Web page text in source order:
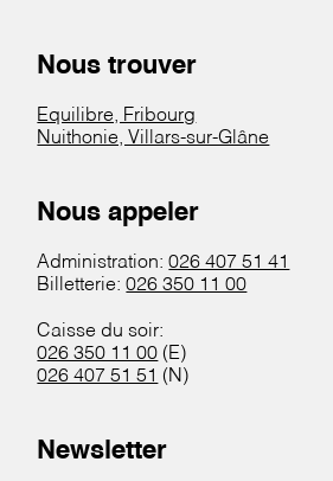
Nous trouver
Equilibre, Fribourg
Nuithonie, Villars-sur-Glâne
Nous appeler
Administration:026 407 51 41
Billetterie:026 350 11 00
Caisse du soir:
026 350 11 00 (E)
026 407 51 51 (N)
Newsletter